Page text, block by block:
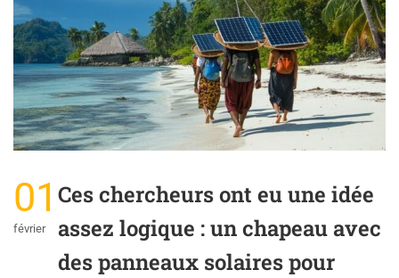
01
février
Ces chercheurs ont eu une idée
assez logique : un chapeau avec
des panneaux solaires pour